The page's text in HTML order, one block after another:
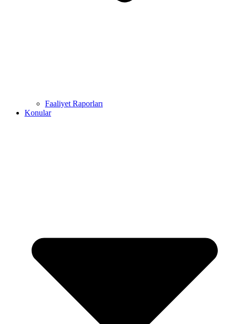
Faaliyet Raporları
Konular